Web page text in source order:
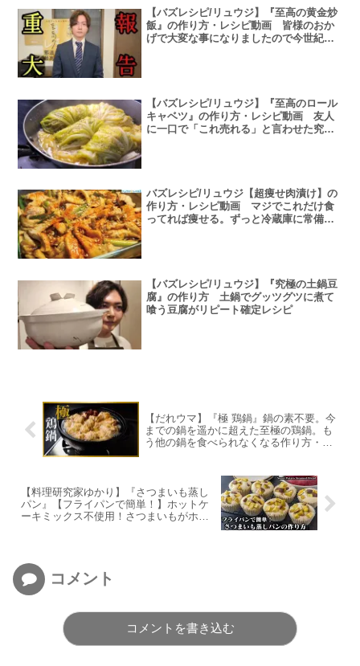
【バズレシピ/リュウジ】『至高の黄金炒
飯』の作り方・レシピ動画 皆様のおか
げで大変な事になりましたので今世紀最
【バズレシピ/リュウジ】『至高のロール
キャベツ』の作り方・レシピ動画 友人
に一口で「これ売れる」と言わせた究極
バズレシピ/リュウジ【超痩せ肉漬け】の
作り方・レシピ動画 マジでこれだけ食
ってれば痩せる。ずっと冷蔵庫に常備し
【バズレシピ/リュウジ】『究極の土鍋豆
腐』の作り方 土鍋でグッツグツに煮て
喰う豆腐がリピート確定レシピ
【だれウマ】『極 鶏鍋』鍋の素不要。今
までの鍋を遥かに超えた至極の鶏鍋。も
う他の鍋を食べられなくなる作り方・レ
【料理研究家ゆかり】『さつまいも蒸し
パン』【フライパンで簡単！】ホットケ
ーキミックス不使用！さつまいもがホク
コメント
コメントを書き込む